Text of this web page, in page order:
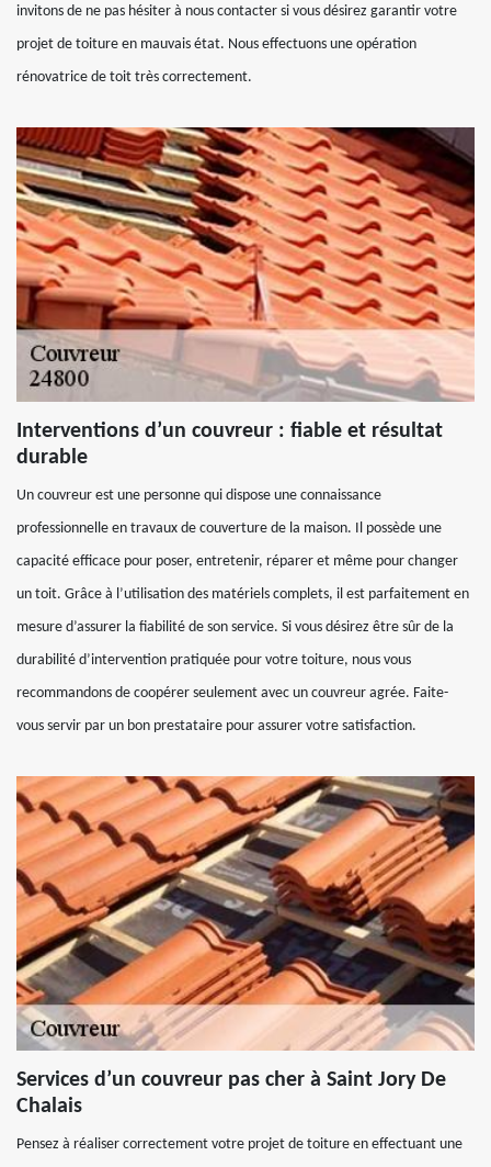
invitons de ne pas hésiter à nous contacter si vous désirez garantir votre
projet de toiture en mauvais état. Nous effectuons une opération
rénovatrice de toit très correctement.
Interventions d’un couvreur : fiable et résultat
durable
Un couvreur est une personne qui dispose une connaissance
professionnelle en travaux de couverture de la maison. Il possède une
capacité efficace pour poser, entretenir, réparer et même pour changer
un toit. Grâce à l’utilisation des matériels complets, il est parfaitement en
mesure d’assurer la fiabilité de son service. Si vous désirez être sûr de la
durabilité d’intervention pratiquée pour votre toiture, nous vous
recommandons de coopérer seulement avec un couvreur agrée. Faite-
vous servir par un bon prestataire pour assurer votre satisfaction.
Services d’un couvreur pas cher à Saint Jory De
Chalais
Pensez à réaliser correctement votre projet de toiture en effectuant une